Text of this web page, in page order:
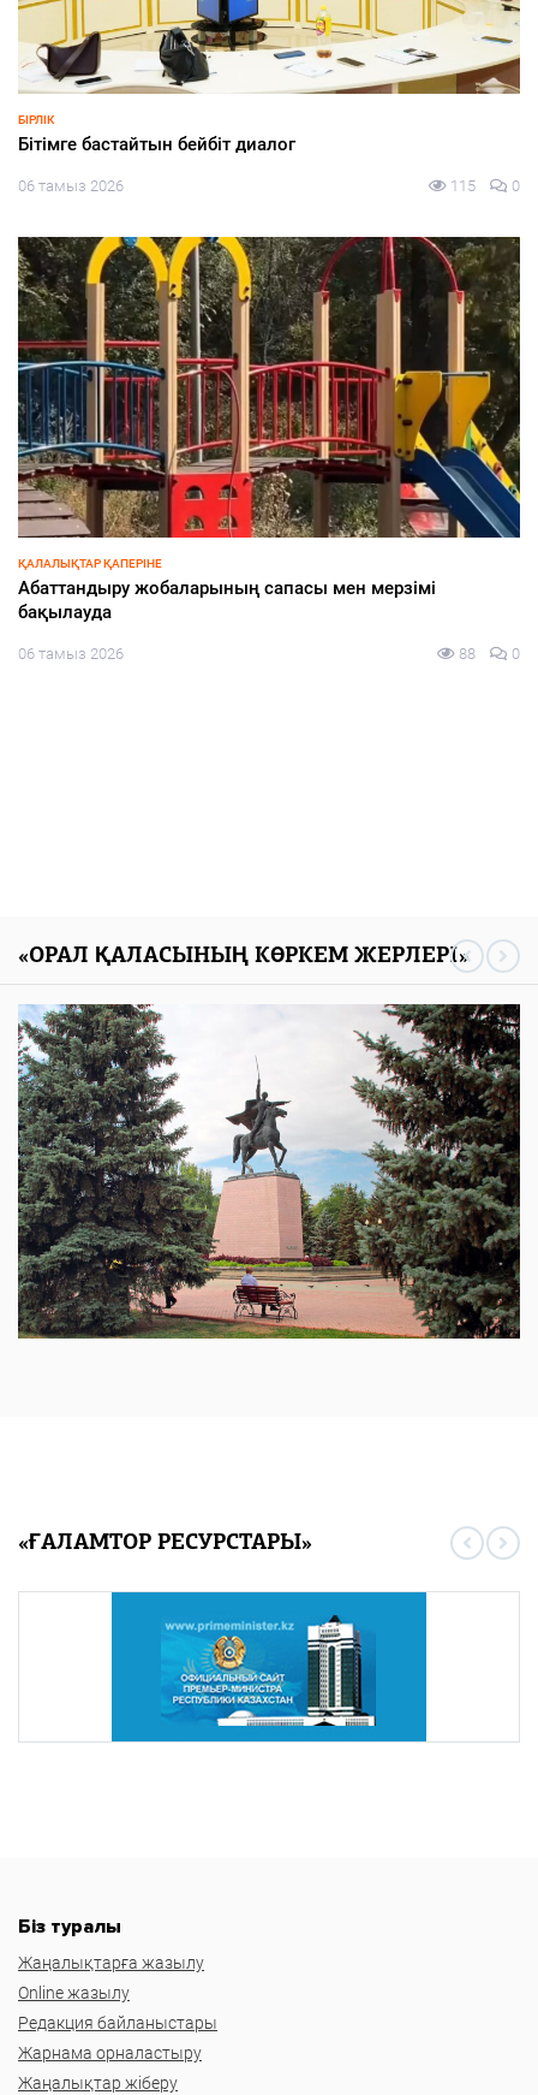
ЭКОНОМИКА
БҚО шаруалары заманауи суару жүйелеріне көшуде
06 тамыз 2026 92 0
СПОРТ
Азия чемпионына құрмет көрсетілді
«ОРАЛ ҚАЛАСЫНЫҢ КӨРКЕМ ЖЕРЛЕРІ»
«ҒАЛАМТОР РЕСУРСТАРЫ»
Біз туралы
Жаңалықтарға жазылу
Online жазылу
Редакция байланыстары
Жарнама орналастыру
Жаңалықтар жіберу